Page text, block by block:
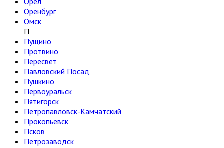
Оренбург
Омск
П
Пущино
Протвино
Пересвет
Павловский Посад
Пушкино
Первоуральск
Пятигорск
Петропавловск-Камчатский
Прокопьевск
Псков
Петрозаводск